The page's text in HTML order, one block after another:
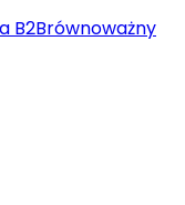
B2Brównoważny